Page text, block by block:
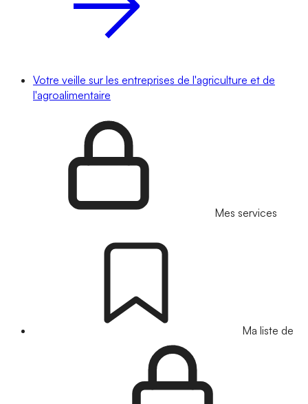
Votre veille sur les entreprises de l'agriculture et de
l'agroalimentaire
Mes services
Ma liste de